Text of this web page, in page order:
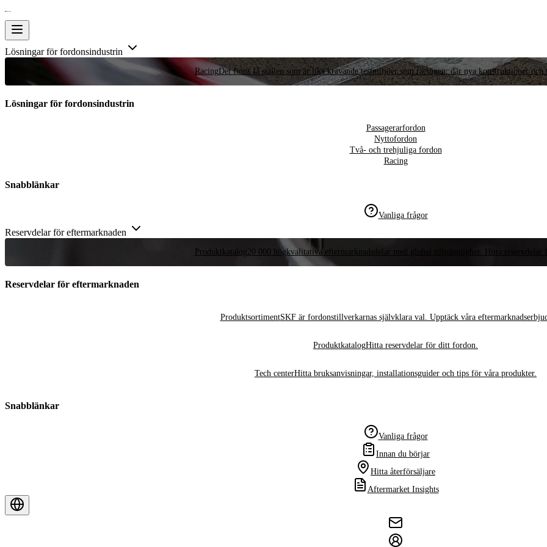
Lösningar för fordonsindustrin
RacingDet finns få ställen som är lika krävande testmiljöer som racingen, där nya konstruktioner och
Lösningar för fordonsindustrin
Passagerarfordon
Nyttofordon
Två- och trehjuliga fordon
Racing
Snabblänkar
Vanliga frågor
Reservdelar för eftermarknaden
Produktkatalog20 000 högkvalitativa eftermarknadsdelar med global tillgänglighet. Hitta reservdelar
Reservdelar för eftermarknaden
ProduktsortimentSKF är fordonstillverkarnas självklara val. Upptäck våra
ProduktkatalogHitta reservdelar för ditt fordon.
Tech centerHitta bruksanvisningar, installationsguider och tips för våra produkter.
Snabblänkar
Vanliga frågor
Innan du börjar
Hitta återförsäljare
Aftermarket Insights